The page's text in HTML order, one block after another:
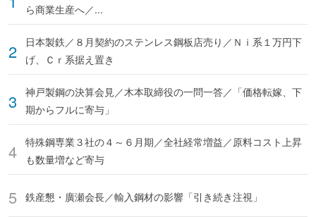
ら商業生産へ／...
日本製鉄／８月契約のステンレス鋼板店売り／Ｎｉ系１万円下
げ、Ｃｒ系据え置き
神戸製鋼の決算会見／木本取締役の一問一答／「価格転嫁、下
期からフルに寄与」
特殊鋼専業３社の４～６月期／全社経常増益／原料コスト上昇
も数量増など寄与
鉄産懇・廣瀬会長／輸入鋼材の影響「引き続き注視」